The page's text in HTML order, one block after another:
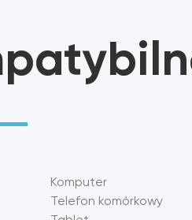
umożliwić im łączenie się
Komputer
Telefon komórkowy